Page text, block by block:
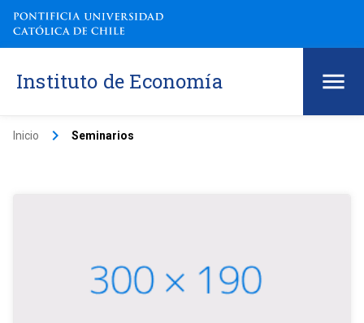
Instituto de Economía
Inicio keyboard_arrow_right Seminarios